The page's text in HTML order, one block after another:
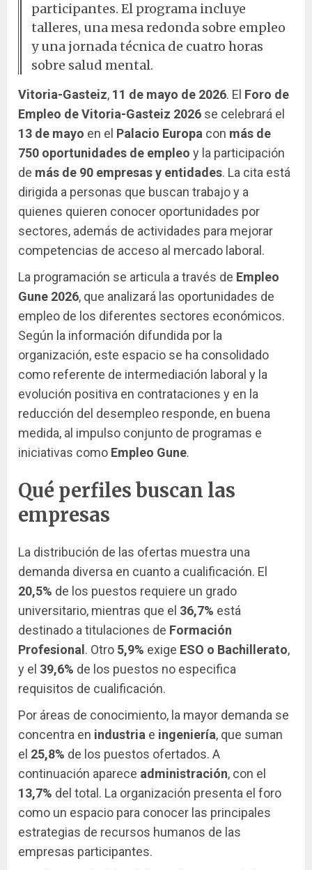
participantes. El programa incluye
talleres, una mesa redonda sobre empleo
y una jornada técnica de cuatro horas
sobre salud mental.
Vitoria-Gasteiz, 11 de mayo de 2026. El Foro de
Empleo de Vitoria-Gasteiz 2026 se celebrará el
13 de mayo en el Palacio Europa con más de
750 oportunidades de empleo y la participación
de más de 90 empresas y entidades. La cita está
dirigida a personas que buscan trabajo y a
quienes quieren conocer oportunidades por
sectores, además de actividades para mejorar
competencias de acceso al mercado laboral.
La programación se articula a través de Empleo
Gune 2026, que analizará las oportunidades de
empleo de los diferentes sectores económicos.
Según la información difundida por la
organización, este espacio se ha consolidado
como referente de intermediación laboral y la
evolución positiva en contrataciones y en la
reducción del desempleo responde, en buena
medida, al impulso conjunto de programas e
iniciativas como Empleo Gune.
Qué perfiles buscan las
empresas
La distribución de las ofertas muestra una
demanda diversa en cuanto a cualificación. El
20,5% de los puestos requiere un grado
universitario, mientras que el 36,7% está
destinado a titulaciones de Formación
Profesional . Otro 5,9% exige ESO o Bachillerato,
y el 39,6% de los puestos no especifica
requisitos de cualificación.
Por áreas de conocimiento, la mayor demanda se
concentra en industria e ingeniería, que suman
el 25,8% de los puestos ofertados. A
continuación aparece administración, con el
13,7% del total. La organización presenta el foro
como un espacio para conocer las principales
estrategias de recursos humanos de las
empresas participantes.